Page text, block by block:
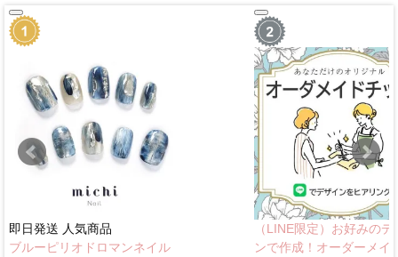
即日発送 人気商品
ブルーピリオドロマンネイル
（LINE限定）お好みのデ
ンで作成！オーダーメイ